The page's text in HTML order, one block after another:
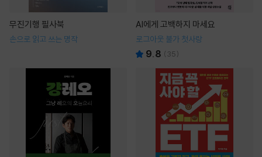
무진기행 필사북
손으로 읽고 쓰는 명작
AI에게 고백하지 마세요
로그아웃 불가 첫사랑
9.8 ( 35)